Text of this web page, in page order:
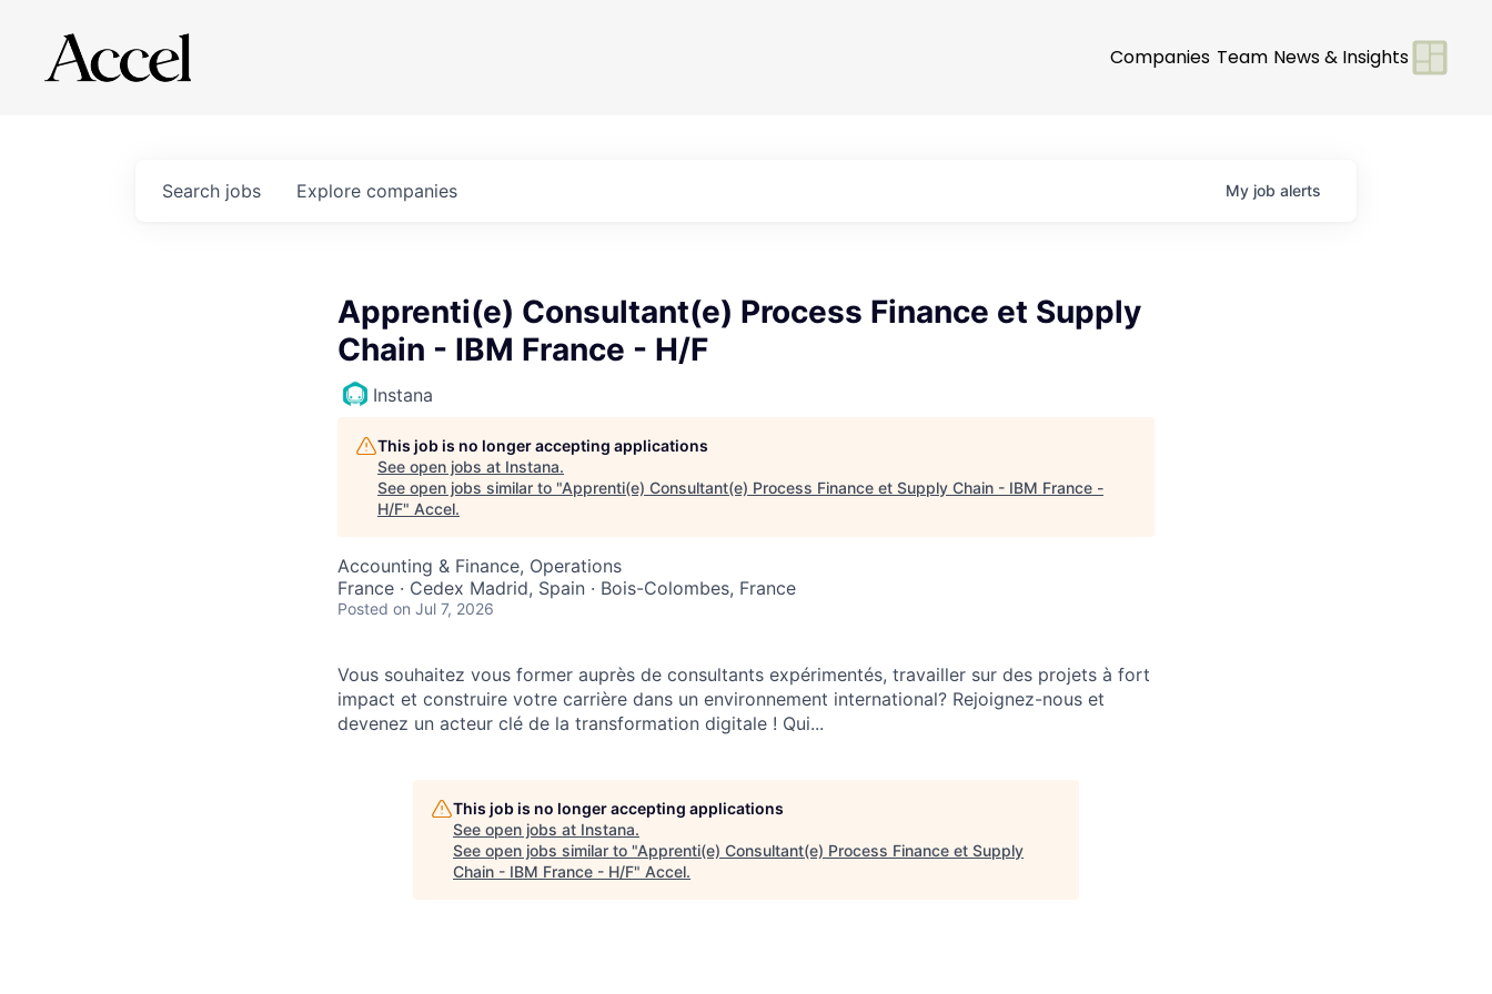
Companies Team News & Insights
Search jobs Explore companies My job alerts
Apprenti(e) Consultant(e) Process Finance et Supply
Chain - IBM France - H/F
Instana
This job is no longer accepting applications
See open jobs at Instana.
See open jobs similar to "Apprenti(e) Consultant(e) Process Finance et Supply Chain - IBM France -
H/F" Accel.
Accounting & Finance, Operations
France · Cedex Madrid, Spain · Bois-Colombes, France
Posted on Jul 7, 2026
Vous souhaitez vous former auprès de consultants expérimentés, travailler sur des projets à fort
impact et construire votre carrière dans un environnement international? Rejoignez-nous et
devenez un acteur clé de la transformation digitale ! Qui...
This job is no longer accepting applications
See open jobs at Instana.
See open jobs similar to "Apprenti(e) Consultant(e) Process Finance et Supply
Chain - IBM France - H/F" Accel.